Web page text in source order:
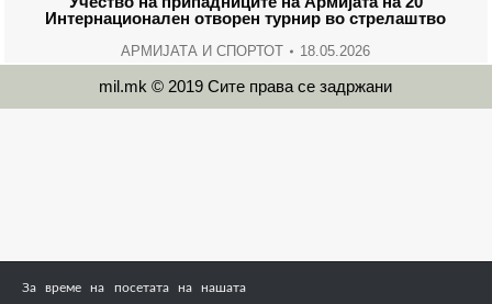
Интернационален отворен турнир во стрелаштво
АРМИЈАТА И СПОРТОТ 18.05.2026
mil.mk © 2019 Сите права се задржани
За време на посетата на нашата